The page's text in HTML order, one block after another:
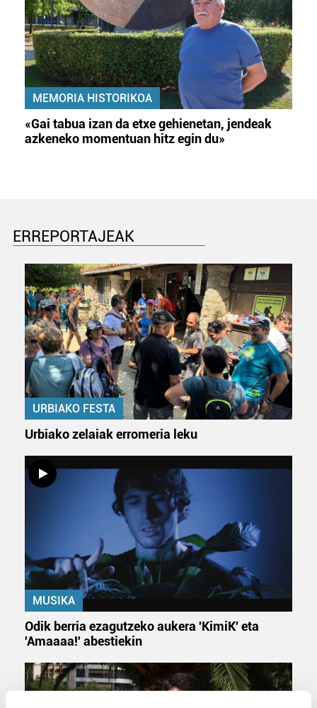
MEMORIA HISTORIKOA
«Gai tabua izan da etxe gehienetan, jendeak
azkeneko momentuan hitz egin du»
ERREPORTAJEAK
URBIAKO FESTA
Urbiako zelaiak erromeria leku
MUSIKA
Odik berria ezagutzeko aukera 'KimiK' eta
'Amaaaa!' abestiekin